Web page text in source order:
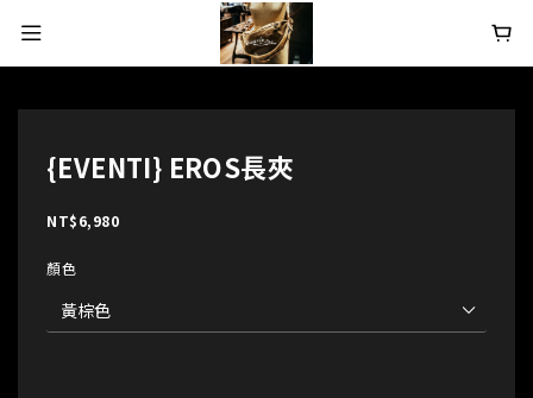
{EVENTI} EROS長夾
NT$6,980
顏色